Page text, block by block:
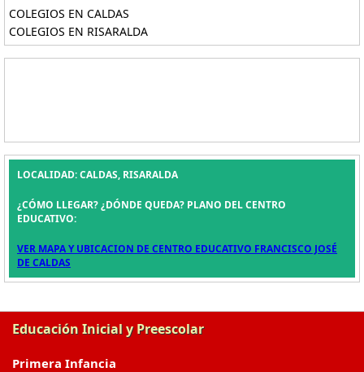
COLEGIOS EN CALDAS
COLEGIOS EN RISARALDA
LOCALIDAD: CALDAS, RISARALDA
¿CÓMO LLEGAR? ¿DÓNDE QUEDA? PLANO DEL CENTRO
EDUCATIVO:
VER MAPA Y UBICACION DE CENTRO EDUCATIVO FRANCISCO JOSÉ
DE CALDAS
Educación Inicial y Preescolar
Primera Infancia